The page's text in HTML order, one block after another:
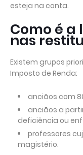
esteja na conta.
Como é
nas
Existem grupos
Imposto de Renda:
anciãos com
anciãos a
deficiência ou
professores
magistério.